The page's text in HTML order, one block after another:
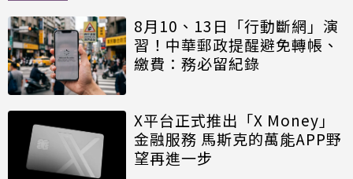
8月10、13日「行動斷網」演
習！中華郵政提醒避免轉帳、
繳費：務必留紀錄
X平台正式推出「X Money」
金融服務 馬斯克的萬能APP野
望再進一步